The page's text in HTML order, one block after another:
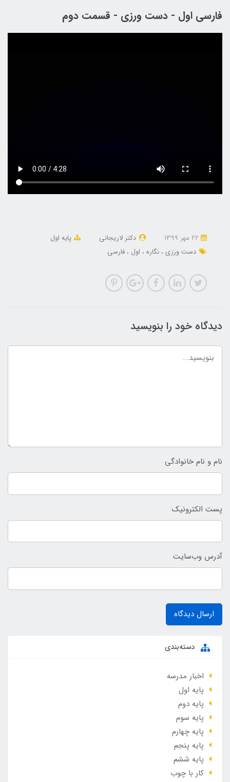
فارسی اول - دست ورزی - قسمت دوم
دکتر لاریجانی
پایه اول
دست ورزی نگاره اول فارسی
دیدگاه خود را بنویسید
نام و نام خانوادگی
پست الکترونیک
آدرس وب‌سایت
ارسال دیدگاه
دسته‌بندی
اخبار مدرسه
پایه اول
پایه دوم
پایه سوم
پایه چهارم
پایه پنجم
پایه ششم
کار با چوب